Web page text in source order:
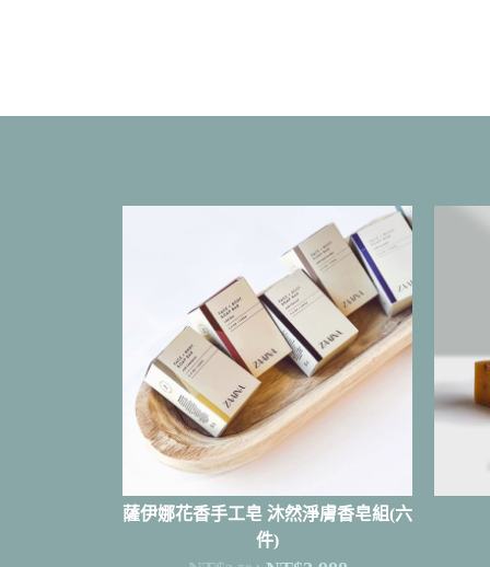
薩伊娜花香手工皂 沐然淨膚香皂組(六
件)